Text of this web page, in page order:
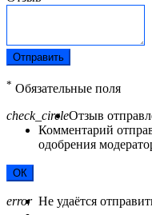
Отправить
* Обязательные поля
check_circleОтзыв
Комментарий
одобрения
ОК
error Не удаётся